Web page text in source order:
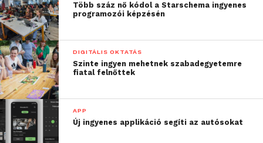
Több száz nő kódol a Starschema ingyenes
programozói képzésén
DIGITÁLIS OKTATÁS
Szinte ingyen mehetnek szabadegyetemre
fiatal felnőttek
APP
Új ingyenes applikáció segíti az autósokat